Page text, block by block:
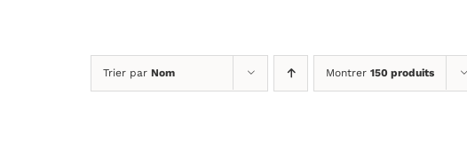
Trier par Nom Montrer 150 produits